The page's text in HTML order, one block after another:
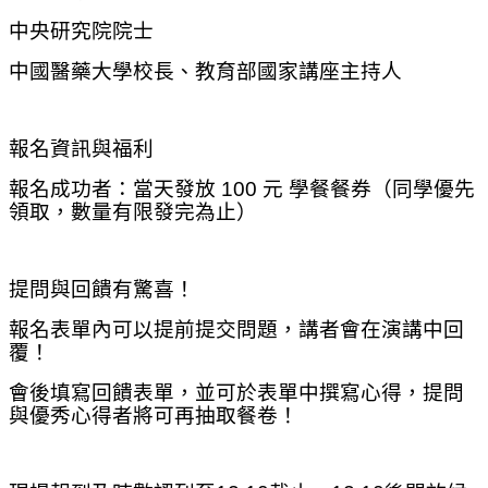
中央研究院院士
中國醫藥大學校長、教育部國家講座主持人
報名資訊與福利
報名成功者：當天發放 100 元 學餐餐券（同學優先
領取，數量有限發完為止）
提問與回饋有驚喜！
報名表單內可以提前提交問題，講者會在演講中回
覆！
會後填寫回饋表單，並可於表單中撰寫心得，提問
與優秀心得者將可再抽取餐卷！